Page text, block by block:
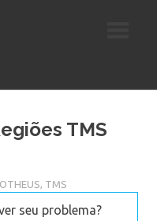
TMS
, TMS
seu problema?